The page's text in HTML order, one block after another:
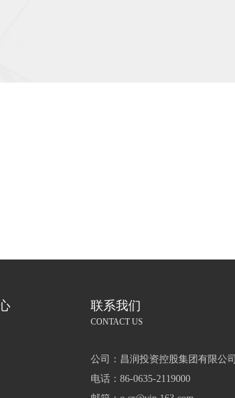
联系我们
CONTACT US
公司： 昌润投资控股集团有限公司
电话： 86-0635-2119000